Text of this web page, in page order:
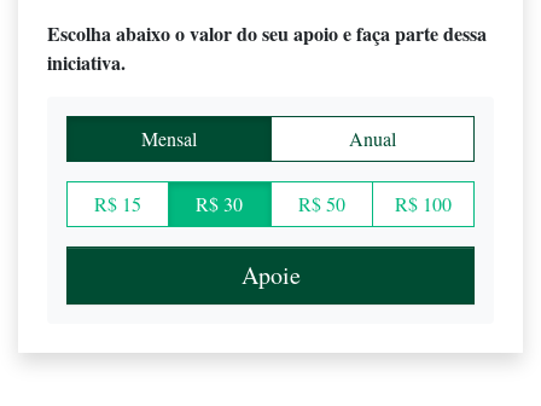
Escolha abaixo o valor do seu apoio e faça parte dessa
iniciativa.
Mensal Anual
R$ 15 R$ 30 R$ 50 R$ 100
Apoie